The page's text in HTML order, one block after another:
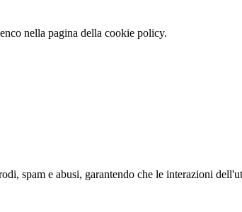
nella pagina della cookie policy.
spam e abusi, garantendo che le interazioni